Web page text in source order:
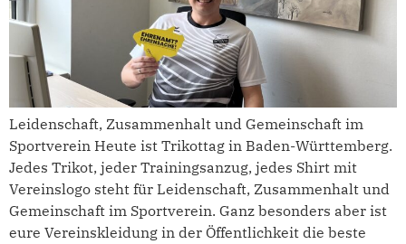
Leidenschaft, Zusammenhalt und Gemeinschaft im
Sportverein Heute ist Trikottag in Baden-Württemberg.
Jedes Trikot, jeder Trainingsanzug, jedes Shirt mit
Vereinslogo steht für Leidenschaft, Zusammenhalt und
Gemeinschaft im Sportverein. Ganz besonders aber ist
eure Vereinskleidung in der Öffentlichkeit die beste